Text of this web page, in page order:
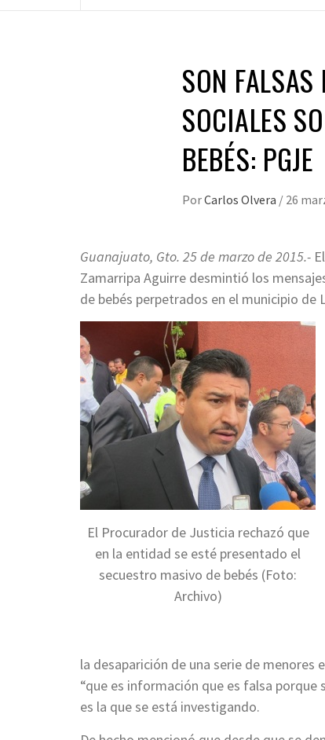
SON
SOCIALES
BEBÉS: PGJE
PorCarlos Olvera / 26
Guanajuato, Gto. 25 de marzo de 2015.-
Zamarripa Aguirre desmintió los
de bebés perpetrados en el municipio de
El Procurador de Justicia rechazó que
en la entidad se esté presentado el
secuestro masivo de bebés (Foto:
Archivo)
la desaparición de una serie de
“que es información que es falsa porque
es la que se está investigando.